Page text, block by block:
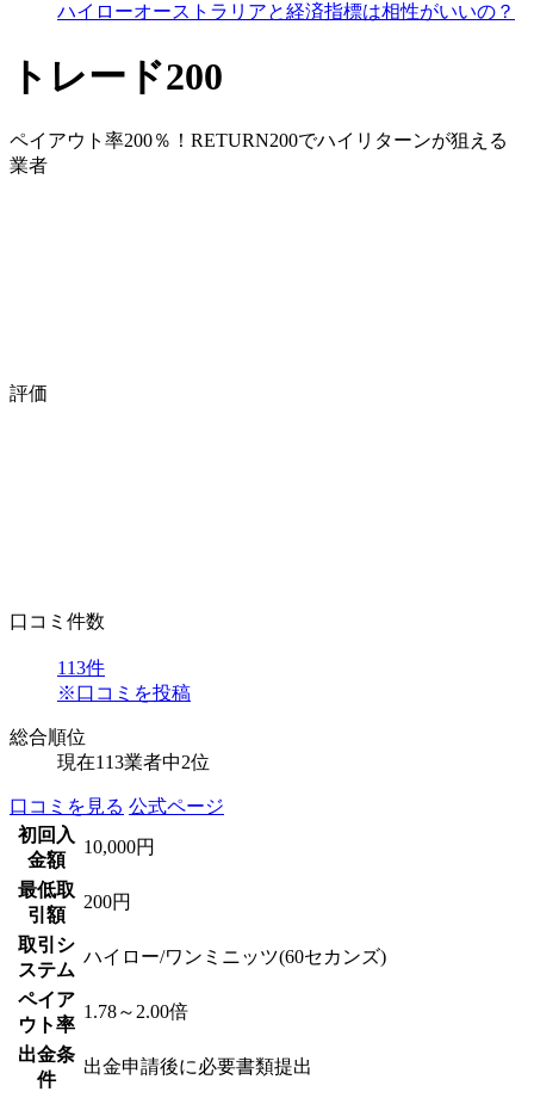
ハイローオーストラリアと経済指標は相性がいいの？
トレード200
ペイアウト率200％！RETURN200でハイリターンが狙える
業者
評価
口コミ件数
113件
※口コミを投稿
総合順位
現在113業者中2位
口コミを見る 公式ページ
初回入
金額
10,000円
最低取
引額
200円
取引シ
ステム
ハイロー/ワンミニッツ(60セカンズ)
ペイア
ウト率
1.78～2.00倍
出金条
件
出金申請後に必要書類提出